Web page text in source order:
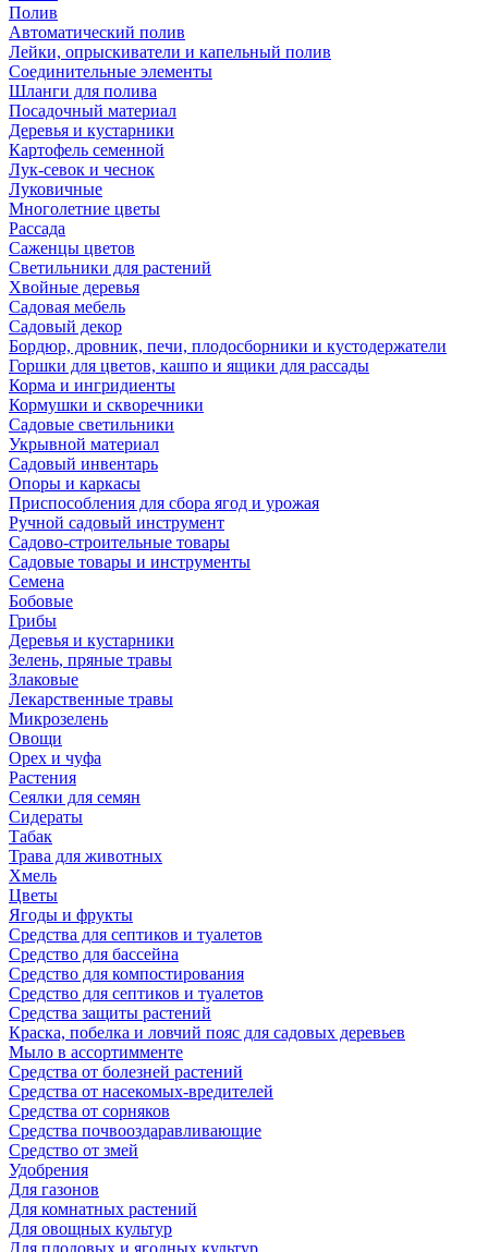
Полив
Автоматический полив
Лейки, опрыскиватели и капельный полив
Соединительные элементы
Шланги для полива
Посадочный материал
Деревья и кустарники
Картофель семенной
Лук-севок и чеснок
Луковичные
Многолетние цветы
Рассада
Саженцы цветов
Светильники для растений
Хвойные деревья
Садовая мебель
Садовый декор
Бордюр, дровник, печи, плодосборники и кустодержатели
Горшки для цветов, кашпо и ящики для рассады
Корма и ингридиенты
Кормушки и скворечники
Садовые светильники
Укрывной материал
Садовый инвентарь
Опоры и каркасы
Приспособления для сбора ягод и урожая
Ручной садовый инструмент
Садово-строительные товары
Садовые товары и инструменты
Семена
Бобовые
Грибы
Деревья и кустарники
Зелень, пряные травы
Злаковые
Лекарственные травы
Микрозелень
Овощи
Орех и чуфа
Растения
Сеялки для семян
Сидераты
Табак
Трава для животных
Хмель
Цветы
Ягоды и фрукты
Средства для септиков и туалетов
Средство для бассейна
Средство для компостирования
Средство для септиков и туалетов
Средства защиты растений
Краска, побелка и ловчий пояс для садовых деревьев
Мыло в ассортимменте
Средства от болезней растений
Средства от насекомых-вредителей
Средства от сорняков
Средства почвооздаравливающие
Средство от змей
Удобрения
Для газонов
Для комнатных растений
Для овощных культур
Для плодовых и ягодных культур